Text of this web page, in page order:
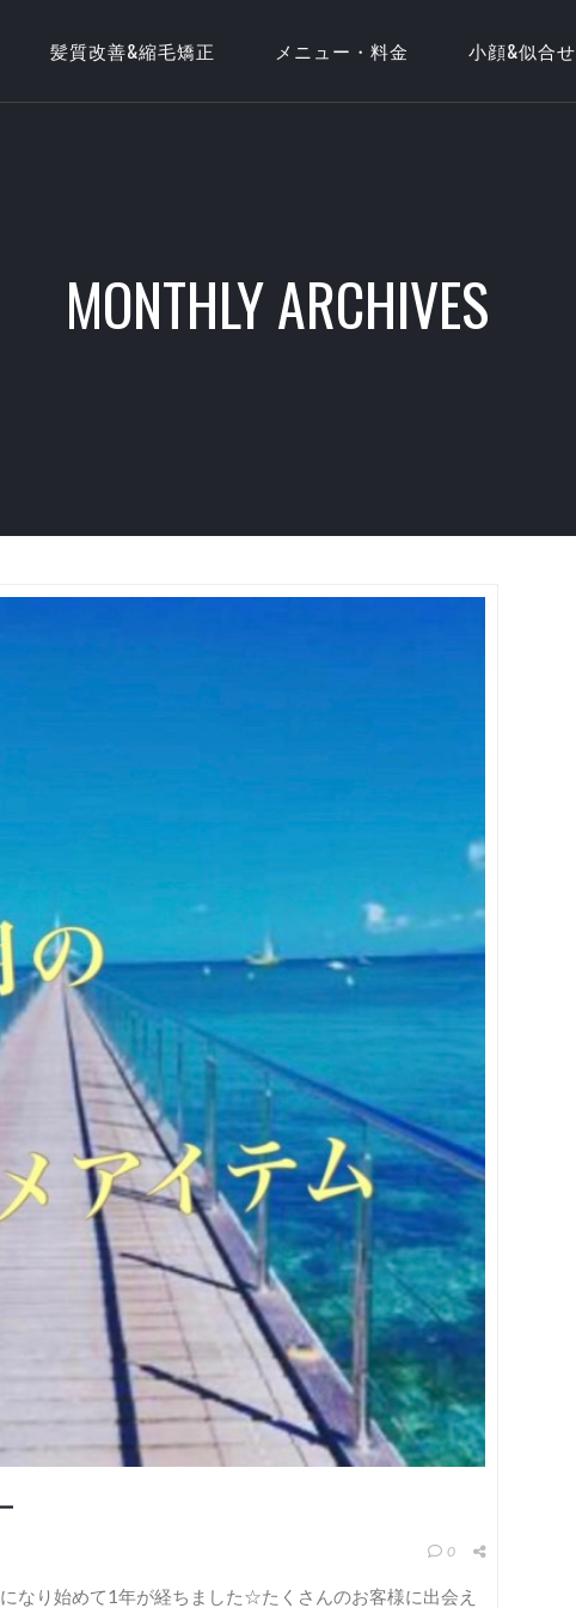
髪質改善&縮毛矯正 メニュー・料金 小顔&似合せ
MONTHLY ARCHIVES
0
なり始めて1年が経ちました☆たくさんのお客様に出会え